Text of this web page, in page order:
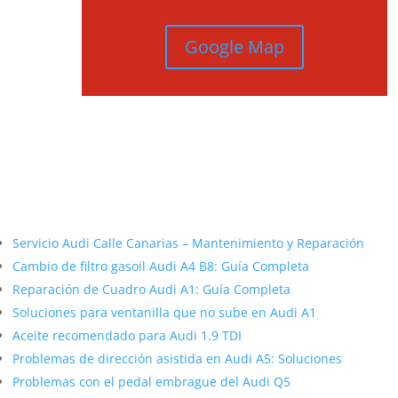
Google Map
Servicio Audi Calle Canarias – Mantenimiento y Reparación
Cambio de filtro gasoil Audi A4 B8: Guía Completa
Reparación de Cuadro Audi A1: Guía Completa
Soluciones para ventanilla que no sube en Audi A1
Aceite recomendado para Audi 1.9 TDI
Problemas de dirección asistida en Audi A5: Soluciones
Problemas con el pedal embrague del Audi Q5